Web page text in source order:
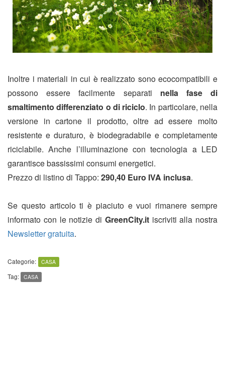
Inoltre i materiali in cui è realizzato sono ecocompatibili e
possono essere facilmente separati nella fase di
smaltimento differenziato o di riciclo. In particolare, nella
versione in cartone il prodotto, oltre ad essere molto
resistente e duraturo, è biodegradabile e completamente
riciclabile. Anche l’illuminazione con tecnologia a LED
garantisce bassissimi consumi energetici.
Prezzo di listino di Tappo: 290,40 Euro IVA inclusa.
Se questo articolo ti è piaciuto e vuoi rimanere sempre
informato con le notizie di GreenCity.itiscriviti alla nostra
Newsletter gratuita.
Categorie: CASA
Tag: CASA